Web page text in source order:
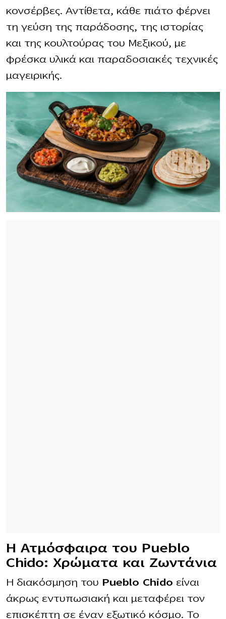
κονσέρβες. Αντίθετα, κάθε πιάτο φέρνει
τη γεύση της παράδοσης, της ιστορίας
και της κουλτούρας του Μεξικού, με
φρέσκα υλικά και παραδοσιακές τεχνικές
μαγειρικής.
Η Ατμόσφαιρα του Pueblo
Chido: Χρώματα και Ζωντάνια
Η διακόσμηση του Pueblo Chido είναι
άκρως εντυπωσιακή και μεταφέρει τον
επισκέπτη σε έναν εξωτικό κόσμο. Το